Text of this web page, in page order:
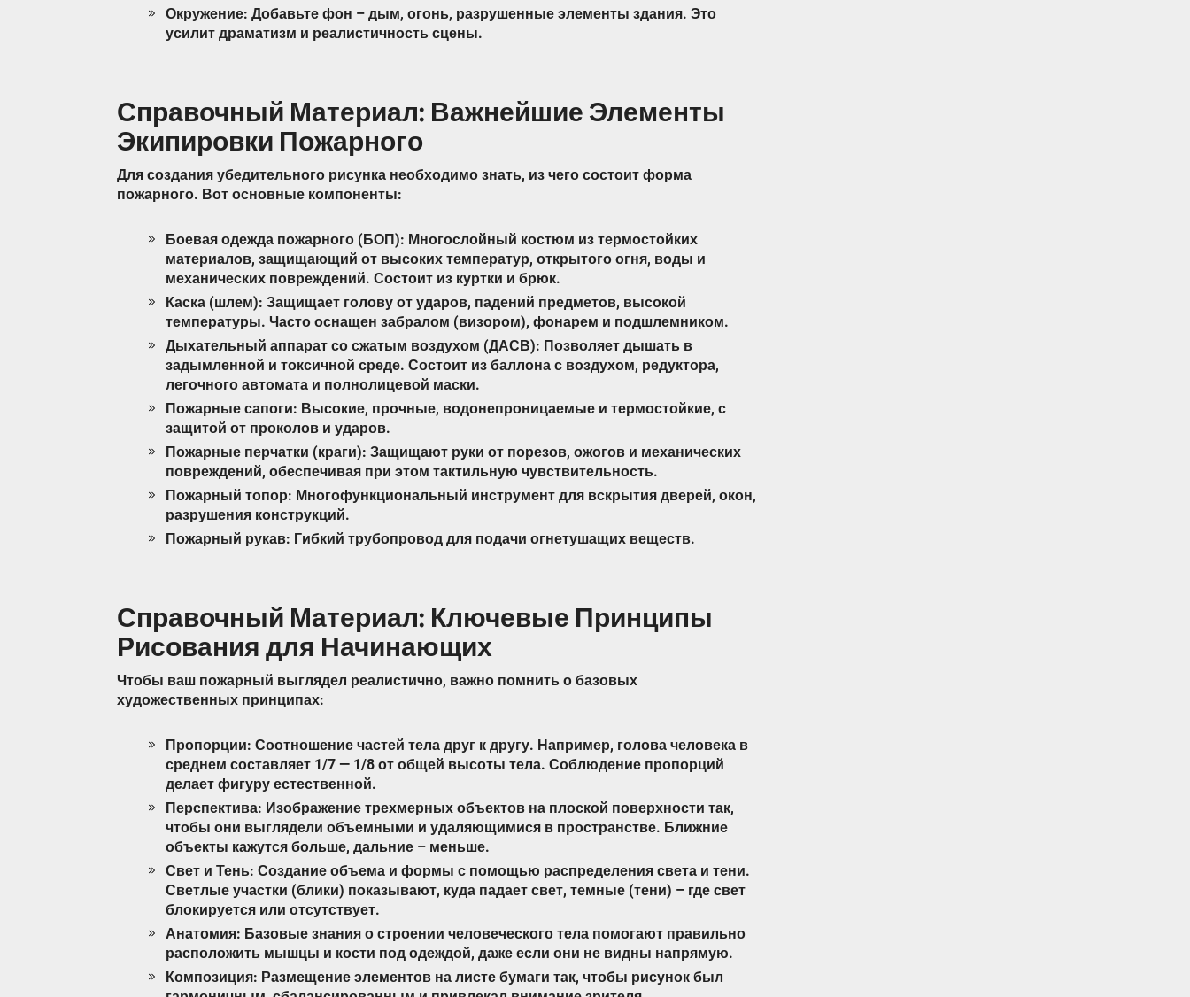
Окружение: Добавьте фон – дым, огонь, разрушенные элементы здания. Это
усилит драматизм и реалистичность сцены.
Справочный Материал: Важнейшие Элементы
Экипировки Пожарного
Для создания убедительного рисунка необходимо знать, из чего состоит форма
пожарного. Вот основные компоненты:
Боевая одежда пожарного (БОП): Многослойный костюм из термостойких
материалов, защищающий от высоких температур, открытого огня, воды и
механических повреждений. Состоит из куртки и брюк.
Каска (шлем): Защищает голову от ударов, падений предметов, высокой
температуры. Часто оснащен забралом (визором), фонарем и подшлемником.
Дыхательный аппарат со сжатым воздухом (ДАСВ): Позволяет дышать в
задымленной и токсичной среде. Состоит из баллона с воздухом, редуктора,
легочного автомата и полнолицевой маски.
Пожарные сапоги: Высокие, прочные, водонепроницаемые и термостойкие, с
защитой от проколов и ударов.
Пожарные перчатки (краги): Защищают руки от порезов, ожогов и механических
повреждений, обеспечивая при этом тактильную чувствительность.
Пожарный топор: Многофункциональный инструмент для вскрытия дверей, окон,
разрушения конструкций.
Пожарный рукав: Гибкий трубопровод для подачи огнетушащих веществ.
Справочный Материал: Ключевые Принципы
Рисования для Начинающих
Чтобы ваш пожарный выглядел реалистично, важно помнить о базовых
художественных принципах:
Пропорции: Соотношение частей тела друг к другу. Например, голова человека в
среднем составляет 1/7 — 1/8 от общей высоты тела. Соблюдение пропорций
делает фигуру естественной.
Перспектива: Изображение трехмерных объектов на плоской поверхности так,
чтобы они выглядели объемными и удаляющимися в пространстве. Ближние
объекты кажутся больше, дальние – меньше.
Свет и Тень: Создание объема и формы с помощью распределения света и тени.
Светлые участки (блики) показывают, куда падает свет, темные (тени) – где свет
блокируется или отсутствует.
Анатомия: Базовые знания о строении человеческого тела помогают правильно
расположить мышцы и кости под одеждой, даже если они не видны напрямую.
Композиция: Размещение элементов на листе бумаги так, чтобы рисунок был